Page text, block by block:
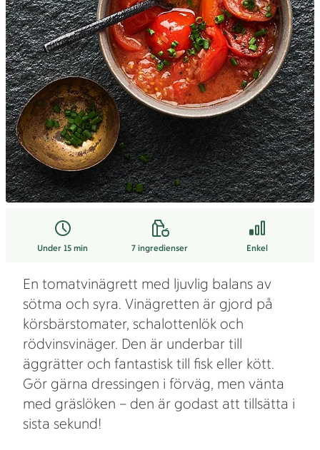
Under 15 min 7ingredienser Enkel
En tomatvinägrett med ljuvlig balans av
sötma och syra. Vinägretten är gjord på
körsbärstomater, schalottenlök och
rödvinsvinäger. Den är underbar till
äggrätter och fantastisk till fisk eller kött.
Gör gärna dressingen i förväg, men vänta
med gräslöken – den är godast att tillsätta i
sista sekund!